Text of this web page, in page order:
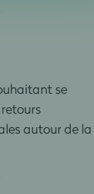
se
autour de la